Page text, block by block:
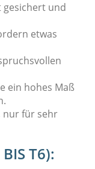
gesichert und
etwas
ein hohes Maß
nur für sehr
BIS T6):